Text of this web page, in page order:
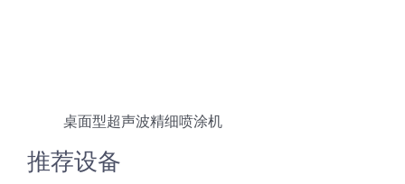
桌面型超声波精细喷涂机
推荐设备